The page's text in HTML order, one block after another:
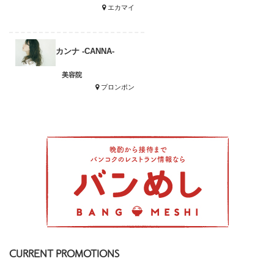
エカマイ
カンナ -CANNA-
美容院
プロンポン
CURRENT PROMOTIONS